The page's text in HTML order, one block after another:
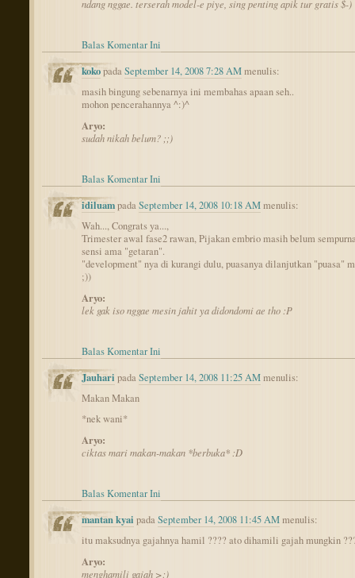
ndang nggae. terserah model-e piye, sing penting apik tur gratis $-)
Balas Komentar Ini
kokopadaSeptember 14, 2008 7:28 AMmenulis:
masih bingung sebenarnya ini membahas apaan seh..
mohon pencerahannya ^:)^
Aryo:
sudah nikah belum? ;;)
Balas Komentar Ini
idiluampadaSeptember 14, 2008 10:18 AMmenulis:
Wah..., Congrats ya...,
Trimester awal fase2 rawan, Pijakan embrio masih belum
sensi ama "getaran".
"development" nya di kurangi dulu, puasanya dilanjutkan "puasa"
;))
Aryo:
lek gak iso nggae mesin jahit ya didondomi ae tho :P
Balas Komentar Ini
Jauhari padaSeptember 14, 2008 11:25 AMmenulis:
Makan Makan
*nek wani*
Aryo:
ciktas mari makan-makan *berbuka* :D
Balas Komentar Ini
mantan kyai padaSeptember 14, 2008 11:45 AMmenulis:
itu maksudnya gajahnya hamil ???? ato dihamili gajah mungkin
Aryo:
menghamili gajah >:)